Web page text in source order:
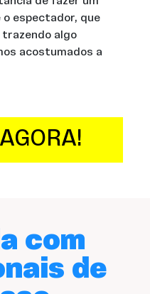
espectador, que
trazendo algo
acostumados a
com
de